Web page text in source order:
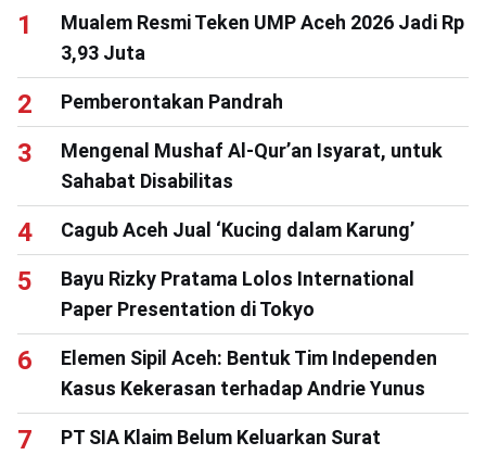
Mualem Resmi Teken UMP Aceh 2026 Jadi Rp
3,93 Juta
Pemberontakan Pandrah
Mengenal Mushaf Al-Qur’an Isyarat, untuk
Sahabat Disabilitas
Cagub Aceh Jual ‘Kucing dalam Karung’
Bayu Rizky Pratama Lolos International
Paper Presentation di Tokyo
Elemen Sipil Aceh: Bentuk Tim Independen
Kasus Kekerasan terhadap Andrie Yunus
PT SIA Klaim Belum Keluarkan Surat